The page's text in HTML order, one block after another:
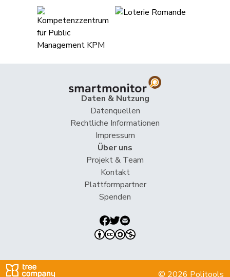
Christophe Clivaz (1969)
Mitglied, Kanton Wallis
Andrea de Meuron (1973)
Laura Gantenbein (1989)
Mitglied, Kanton Solothurn
Mitglied, Kanton Tessin
Irène Kälin (1987)
Mitglied, Kanton Aargau
Delphine Klopfenstein Broggini (1976)
Mitglied, Kanton Genf
Raphaël Mahaim (1983)
Daten & Nutzung
Datenquellen
Rechtliche Informationen
Impressum
Über uns
Projekt & Team
Kontakt
Plattformpartner
Spenden
© 2026 Politools